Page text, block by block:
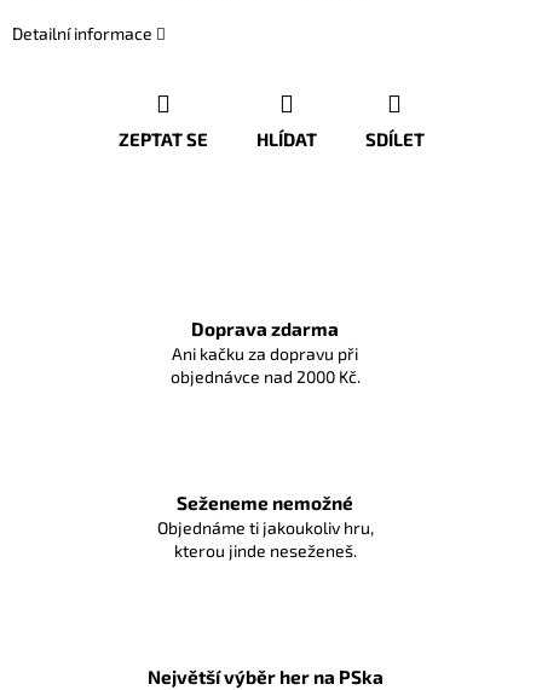
Detailní informace
ZEPTAT SE HLÍDAT SDÍLET
Doprava zdarma
Ani kačku za dopravu při
objednávce nad 2000 Kč.
Seženeme nemožné
Objednáme ti jakoukoliv hru,
kterou jinde neseženeš.
Největší výběr her na PSka